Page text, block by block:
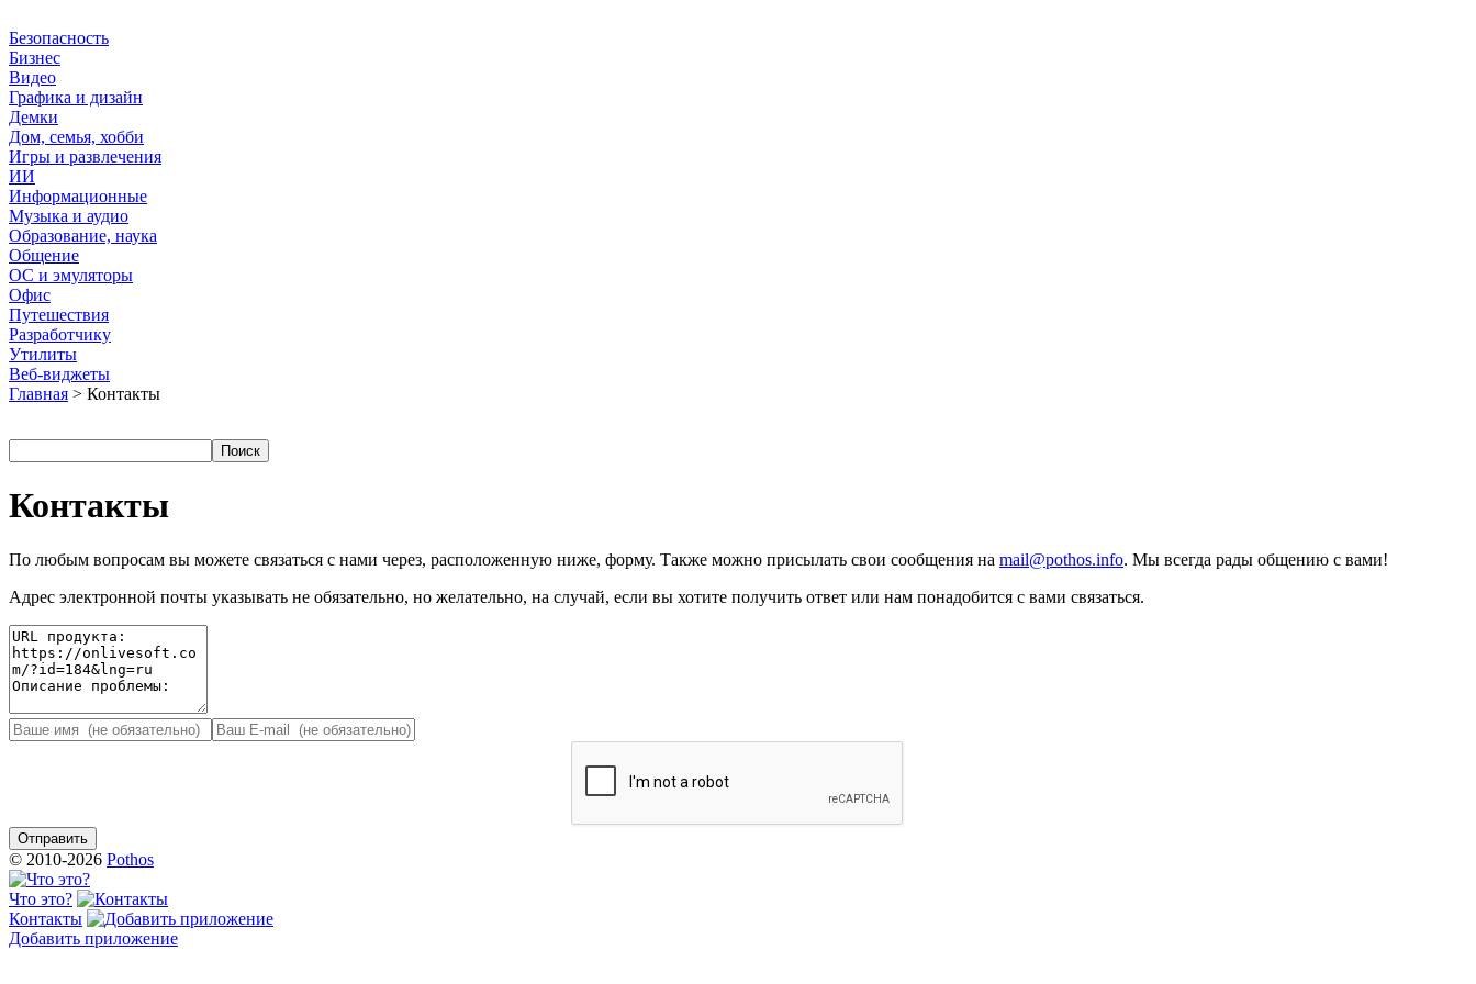
Безопасность
Бизнес
Видео
Графика и дизайн
Демки
Дом, семья, хобби
Игры и развлечения
ИИ
Информационные
Музыка и аудио
Образование, наука
Общение
ОС и эмуляторы
Офис
Путешествия
Разработчику
Утилиты
Веб-виджеты
Главная > Контакты
Контакты
По любым вопросам вы можете связаться с нами через, расположенную ниже, форму. Также можно присылать свои сообщения на mail@pothos.info. Мы всегда рады общению с вами!
Адрес электронной почты указывать не обязательно, но желательно, на случай, если вы хотите получить ответ или нам понадобится с вами связаться.
© 2010-2026 Pothos
Что это?
Контакты
Добавить приложение